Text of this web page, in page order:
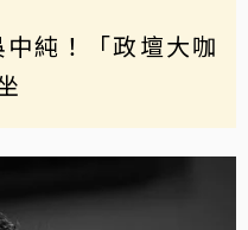
純！「政壇大咖